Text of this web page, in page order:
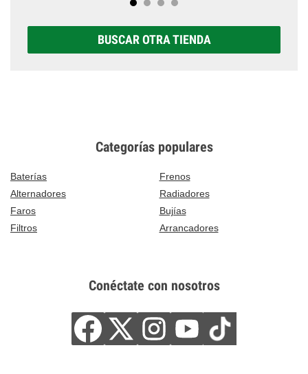
BUSCAR OTRA TIENDA
Categorías populares
Baterías
Frenos
Alternadores
Radiadores
Faros
Bujías
Filtros
Arrancadores
Conéctate con nosotros